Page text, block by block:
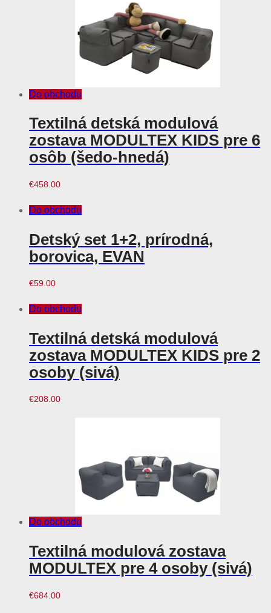
Do obchodu
Textilná detská modulová
zostava MODULTEX KIDS pre 6
osôb (šedo-hnedá)
€458.00
Do obchodu
Detský set 1+2, prírodná,
borovica, EVAN
€59.00
Do obchodu
Textilná detská modulová
zostava MODULTEX KIDS pre 2
osoby (sivá)
€208.00
Do obchodu
Textilná modulová zostava
MODULTEX pre 4 osoby (sivá)
€684.00